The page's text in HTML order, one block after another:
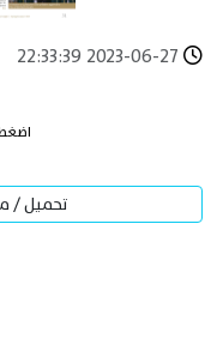
2023-06-27 22:33:39
تحميل /